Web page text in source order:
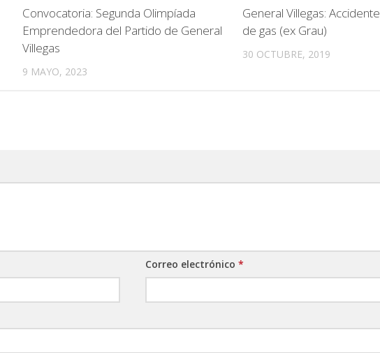
Convocatoria: Segunda Olimpíada
Emprendedora del Partido de General
Villegas
9 MAYO, 2023
General Villegas:
de gas (ex Grau)
30 OCTUBRE, 2019
Correo electrónico*